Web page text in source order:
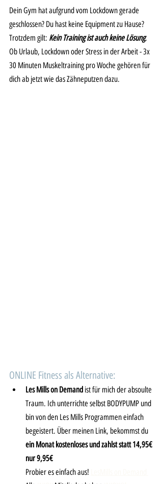
Dein Gym hat aufgrund vom Lockdown gerade
geschlossen? Du hast keine Equipment zu Hause?
Trotzdem gilt: Kein Training ist auch keine Lösung.
Ob Urlaub, Lockdown oder Stress in der Arbeit - 3x
30 Minuten Muskeltraining pro Woche gehören für
dich ab jetzt wie das Zähneputzen dazu.
ONLINE Fitness als Alternative:
Les Mills on Demand ist für mich der absoulte
Traum. Ich unterrichte selbst BODYPUMP und
bin von den Les Mills Programmen einfach
begeistert. Über meinen Link, bekommst du
ein Monat kostenloses und zahlst statt 14,95€
nur 9,95€
Probier es einfach aus!